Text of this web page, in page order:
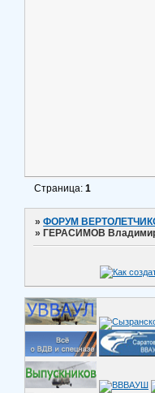
Страница:1
»ФОРУМ
» ГЕРАСИМОВ